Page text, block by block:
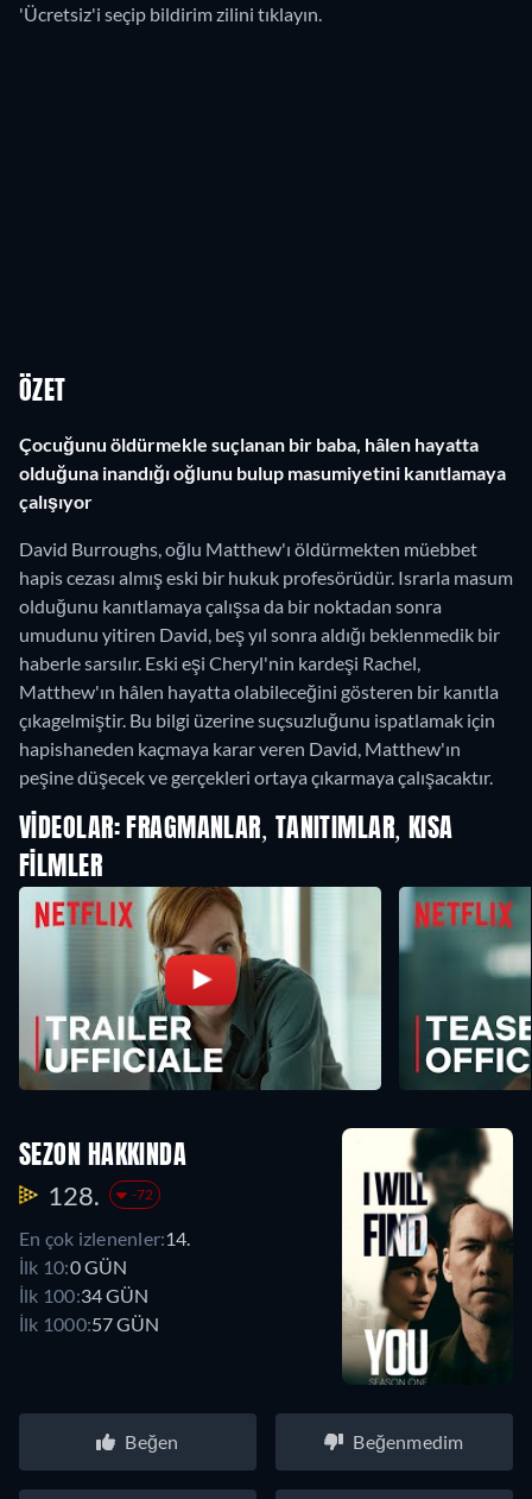
'Ücretsiz'i seçip bildirim zilini tıklayın.
ÖZET
Çocuğunu öldürmekle suçlanan bir baba, hâlen hayatta
olduğuna inandığı oğlunu bulup masumiyetini kanıtlamaya
çalışıyor
David Burroughs, oğlu Matthew'ı öldürmekten müebbet
hapis cezası almış eski bir hukuk profesörüdür. Israrla masum
olduğunu kanıtlamaya çalışsa da bir noktadan sonra
umudunu yitiren David, beş yıl sonra aldığı beklenmedik bir
haberle sarsılır. Eski eşi Cheryl'nin kardeşi Rachel,
Matthew'ın hâlen hayatta olabileceğini gösteren bir kanıtla
çıkagelmiştir. Bu bilgi üzerine suçsuzluğunu ispatlamak için
hapishaneden kaçmaya karar veren David, Matthew'ın
peşine düşecek ve gerçekleri ortaya çıkarmaya çalışacaktır.
VIDEOLAR: FRAGMANLAR, TANITIMLAR, KISA
FILMLER
SEZON HAKKINDA
128. -72
En çok izlenenler:14.
İlk 10:0 GÜN
İlk 100:34 GÜN
İlk 1000:57 GÜN
Beğen Beğenmedim